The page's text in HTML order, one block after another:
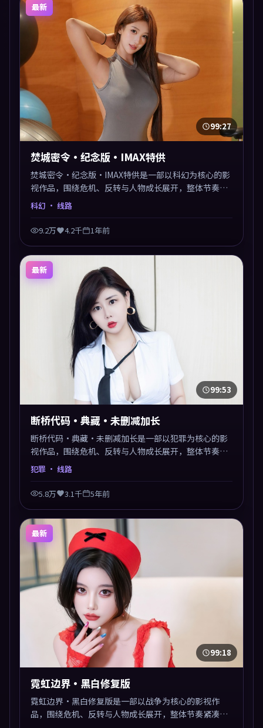
最新
99:27
焚城密令·纪念版·IMAX特供
焚城密令·纪念版·IMAX特供是一部以科幻为核心的影
视作品，围绕危机、反转与人物成长展开，整体节奏紧
凑，值得推荐观看。
科幻 · 线路
9.2万 4.2千 1年前
最新
99:53
断桥代码·典藏·未删减加长
断桥代码·典藏·未删减加长是一部以犯罪为核心的影
视作品，围绕危机、反转与人物成长展开，整体节奏紧
凑，值得推荐观看。
犯罪 · 线路
5.8万 3.1千 5年前
最新
99:18
霓虹边界·黑白修复版
霓虹边界·黑白修复版是一部以战争为核心的影视作
品，围绕危机、反转与人物成长展开，整体节奏紧凑，